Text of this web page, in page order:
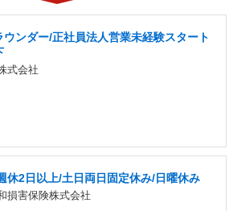
ンダー/正社員法人営業未経験スタート
式会社
休2日以上/土日両日固定休み/日曜休み
損害保険株式会社